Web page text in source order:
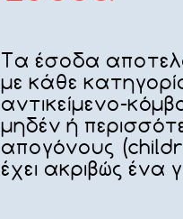
Τα έσοδα
με κάθε
αντικείμενο-
μηδέν ή
απογόνους
έχει ακριβώς ένα